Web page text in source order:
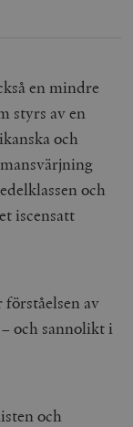
en mindre
styrs av en
och
och
iscensatt
av
och sannolikt i
och